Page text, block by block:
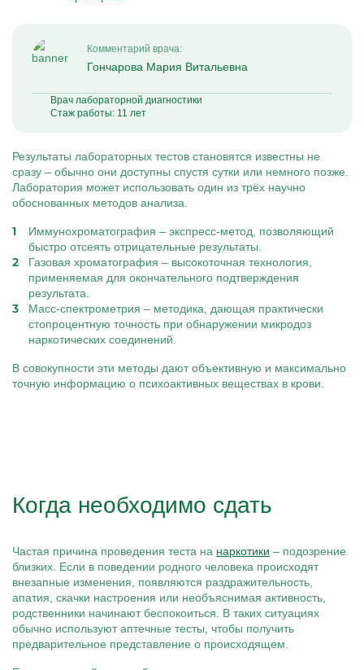
Комментарий врача:
Гончарова Мария Витальевна
Врач лабораторной диагностики
Стаж работы: 11 лет
Результаты лабораторных тестов становятся известны не
сразу – обычно они доступны спустя сутки или немного позже.
Лаборатория может использовать один из трёх научно
обоснованных методов анализа.
Иммунохроматография – экспресс-метод, позволяющий
быстро отсеять отрицательные результаты.
Газовая хроматография – высокоточная технология,
применяемая для окончательного подтверждения
результата.
Масс-спектрометрия – методика, дающая практически
стопроцентную точность при обнаружении микродоз
наркотических соединений.
В совокупности эти методы дают объективную и максимально
точную информацию о психоактивных веществах в крови.
Когда необходимо сдать
Частая причина проведения теста на наркотики – подозрение
близких. Если в поведении родного человека происходят
внезапные изменения, появляются раздражительность,
апатия, скачки настроения или необъяснимая активность,
родственники начинают беспокоиться. В таких ситуациях
обычно используют аптечные тесты, чтобы получить
предварительное представление о происходящем.